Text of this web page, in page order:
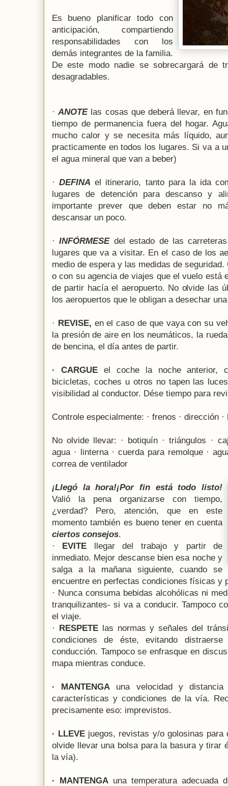
Es bueno planificar todo con
anticipación, compartiendo
responsabilidades con los
demás integrantes de la familia.
De este modo nadie se sobrecargará de
desagradables.
·ANOTElas cosas que deberá llevar, en
tiempo de permanencia fuera del hogar.
mucho calor y se necesita más líquido,
practicamente en todos los lugares. Si va a
el agua mineral que van a beber)
·DEFINA el itinerario, tanto para la ida
lugares de detención para descanso y
importante prever que deben estar no
descansar un poco.
·INFÓRMESEdel estado de las
lugares que va a visitar. En el caso de los
medio de espera y las medidas de
o con su agencia de viajes que el vuelo está
de partir hacía el aeropuerto. No olvide las
los aeropuertos que le obligan a desechar
· REVISE, en el caso de que vaya con su
la presión de aire en los neumáticos, la
de bencina, el día antes de partir.
· CARGUEel coche la noche anterior,
bicicletas, coches u otros no tapen las
visibilidad al conductor. Dése tiempo para
Controle especialmente: · frenos · dirección
No olvide llevar: · botiquín · triángulos ·
agua · linterna · cuerda para remolque ·
correa de ventilador
¡Llegó la hora!¡Por fin está todo listo!
Valió la pena organizarse con tiempo,
¿verdad? Pero, atención, que en este
momento también es bueno tener en cuenta
ciertos consejos.
· EVITE llegar del trabajo y partir de
inmediato. Mejor descanse bien esa noche y
salga a la mañana siguiente, cuando se
encuentre en perfectas condiciones físicas y
· Nunca consuma bebidas alcohólicas ni
tranquilizantes- si va a conducir. Tampoco
el viaje.
· RESPETElas normas y señales del
condiciones de éste, evitando
conducción. Tampoco se enfrasque en
mapa mientras conduce.
· MANTENGA una velocidad y
características y condiciones de la vía.
precisamente eso: imprevistos.
· LLEVE juegos, revistas y/o golosinas
olvide llevar una bolsa para la basura y tirar
la vía).
· MANTENGA una temperatura